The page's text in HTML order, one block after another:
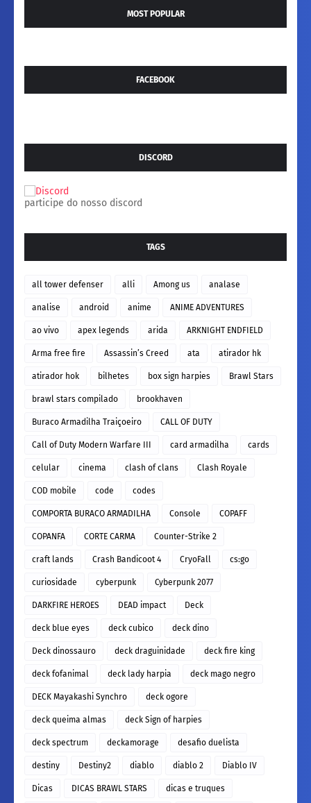
MOST POPULAR
FACEBOOK
DISCORD
participe do nosso discord
TAGS
all tower defenser alli Among us analase
analise android anime ANIME ADVENTURES
ao vivo apex legends arida ARKNIGHT ENDFIELD
Arma free fire Assassin’s Creed ata atirador hk
atirador hok bilhetes box sign harpies Brawl Stars
brawl stars compilado brookhaven
Buraco Armadilha Traiçoeiro CALL OF DUTY
Call of Duty Modern Warfare III card armadilha cards
celular cinema clash of clans Clash Royale
COD mobile code codes
COMPORTA BURACO ARMADILHA Console COPAFF
COPANFA CORTE CARMA Counter-Strike 2
craft lands Crash Bandicoot 4 CryoFall cs:go
curiosidade cyberpunk Cyberpunk 2077
DARKFIRE HEROES DEAD impact Deck
deck blue eyes deck cubico deck dino
Deck dinossauro deck draguinidade deck fire king
deck fofanimal deck lady harpia deck mago negro
DECK Mayakashi Synchro deck ogore
deck queima almas deck Sign of harpies
deck spectrum deckamorage desafio duelista
destiny Destiny2 diablo diablo 2 Diablo IV
Dicas DICAS BRAWL STARS dicas e truques